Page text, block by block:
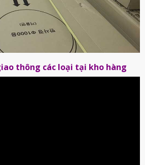
thông các loại tại kho hàng